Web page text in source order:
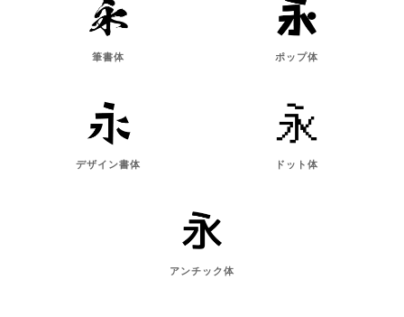
筆書体 ポップ体
デザイン書体 ドット体
アンチック体